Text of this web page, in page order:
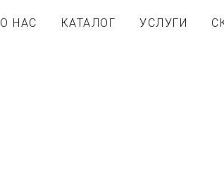
О НАС КАТАЛОГ УСЛУГИ